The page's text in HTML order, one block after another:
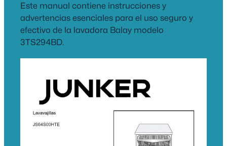
Este manual contiene instrucciones y
advertencias esenciales para el uso seguro y
efectivo de la lavadora Balay modelo
3TS294BD.